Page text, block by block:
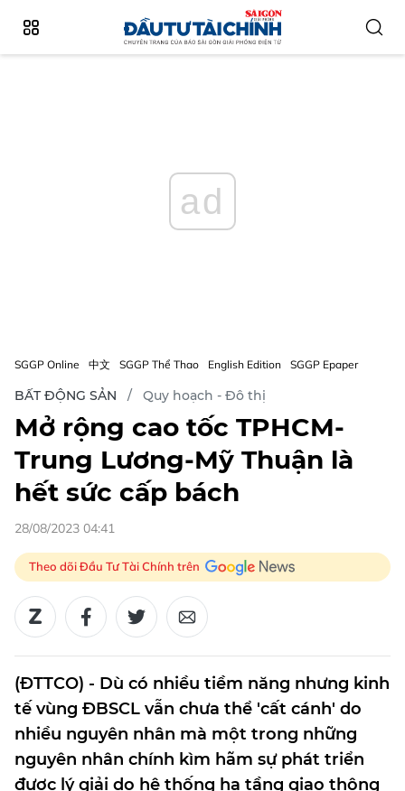
ad
SGGP Online 中文 SGGP Thể Thao English Edition SGGP Epaper
BẤT ĐỘNG SẢN Quy hoạch - Đô thị
Mở rộng cao tốc TPHCM-
Trung Lương-Mỹ Thuận là
hết sức cấp bách
28/08/2023 04:41
Theo dõi Đầu Tư Tài Chính trên
(ĐTTCO) - Dù có nhiều tiềm năng nhưng kinh
tế vùng ĐBSCL vẫn chưa thể 'cất cánh' do
nhiều nguyên nhân mà một trong những
nguyên nhân chính kìm hãm sự phát triển
được lý giải do hệ thống hạ tầng giao thông